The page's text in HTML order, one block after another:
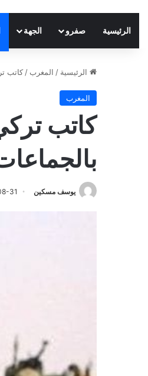
الرئيسية صفرو الجهة
الرئيسية / المغرب / كاتب
المغرب
كاتب
يوسف مسكين 31